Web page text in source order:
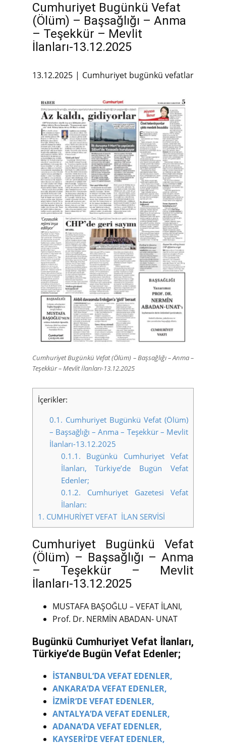
Cumhuriyet Bugünkü Vefat
(Ölüm) – Başsağlığı – Anma
– Teşekkür – Mevlit
İlanları-13.12.2025
13.12.2025 Cumhuriyet bugünkü vefatlar
Cumhuriyet Bugünkü Vefat (Ölüm) – Başsağlığı – Anma –
Teşekkür – Mevlit İlanları-13.12.2025
İçerikler:
0.1. Cumhuriyet Bugünkü Vefat (Ölüm)
– Başsağlığı – Anma – Teşekkür – Mevlit
İlanları-13.12.2025
0.1.1. Bugünkü Cumhuriyet Vefat
İlanları, Türkiye’de Bugün Vefat
Edenler;
0.1.2. Cumhuriyet Gazetesi Vefat
İlanları:
1. CUMHURİYET VEFAT İLAN SERVİSİ
Cumhuriyet Bugünkü Vefat
(Ölüm) – Başsağlığı – Anma
– Teşekkür – Mevlit
İlanları-13.12.2025
MUSTAFA BAŞOĞLU – VEFAT İLANI,
Prof. Dr. NERMİN ABADAN- UNAT
Bugünkü Cumhuriyet Vefat İlanları,
Türkiye’de Bugün Vefat Edenler;
İSTANBUL’DA VEFAT EDENLER,
ANKARA’DA VEFAT EDENLER,
İZMİR’DE VEFAT EDENLER,
ANTALYA’DA VEFAT EDENLER,
ADANA’DA VEFAT EDENLER,
KAYSERİ’DE VEFAT EDENLER,